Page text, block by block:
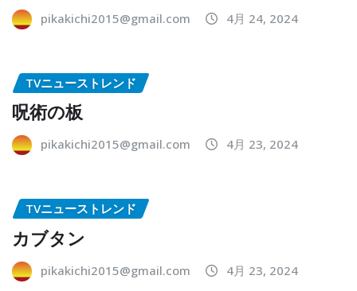
pikakichi2015@gmail.com 4月 24, 2024
TVニューストレンド
呪術の板
pikakichi2015@gmail.com 4月 23, 2024
TVニューストレンド
カブタン
pikakichi2015@gmail.com 4月 23, 2024